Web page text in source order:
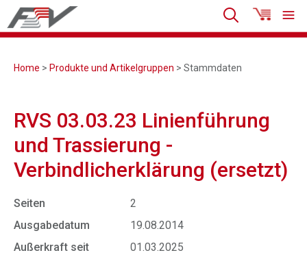
Home > Produkte und Artikelgruppen > Stammdaten
RVS 03.03.23 Linienführung
und Trassierung -
Verbindlicherklärung (ersetzt)
Seiten
2
Ausgabedatum
19.08.2014
Außerkraft seit
01.03.2025